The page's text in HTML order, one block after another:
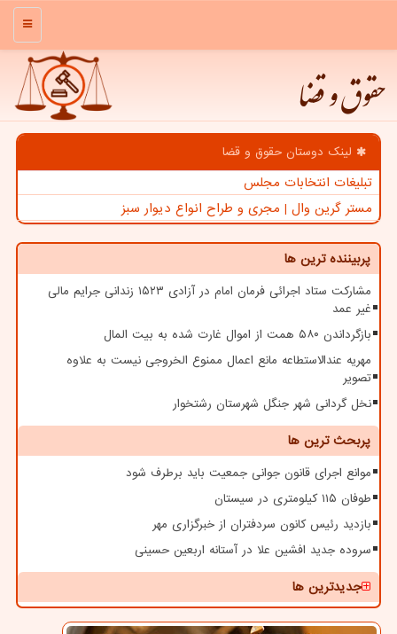
منو
حقوق و قضا
لینک دوستان حقوق و قضا
تبلیغات انتخابات مجلس
مستر گرین وال | مجری و طراح انواع دیوار سبز
پربیننده ترین ها
مشارکت ستاد اجرائی فرمان امام در آزادی ۱۵۲۳ زندانی جرایم مالی
غیر عمد
بازگرداندن ۵۸۰ همت از اموال غارت شده به بیت المال
مهریه عندالاستطاعه مانع اعمال ممنوع الخروجی نیست به علاوه
تصویر
نخل گردانی شهر جنگل شهرستان رشتخوار
پربحث ترین ها
موانع اجرای قانون جوانی جمعیت باید برطرف شود
طوفان ۱۱۵ کیلومتری در سیستان
بازدید رئیس کانون سردفتران از خبرگزاری مهر
سروده جدید افشین علا در آستانه اربعین حسینی
جدیدترین ها